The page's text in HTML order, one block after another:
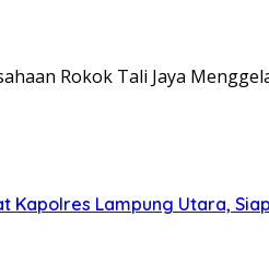
Rokok Tali Jaya
Kapolres Lampung Utara,